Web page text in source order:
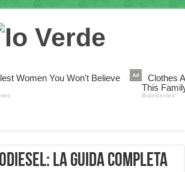
la guida completa